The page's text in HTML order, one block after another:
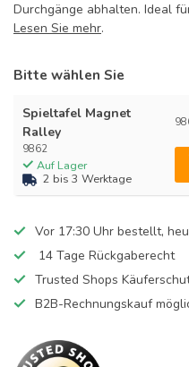
Durchgänge abhalten. Ideal
Lesen Sie mehr.
Bitte wählen Sie
Spieltafel Magnet
Ralley
9862
Auf Lager
2 bis 3 Werktage
Vor 17:30 Uhr bestellt,
14 Tage Rückgaberecht
Trusted Shops
B2B-Rechnungskauf